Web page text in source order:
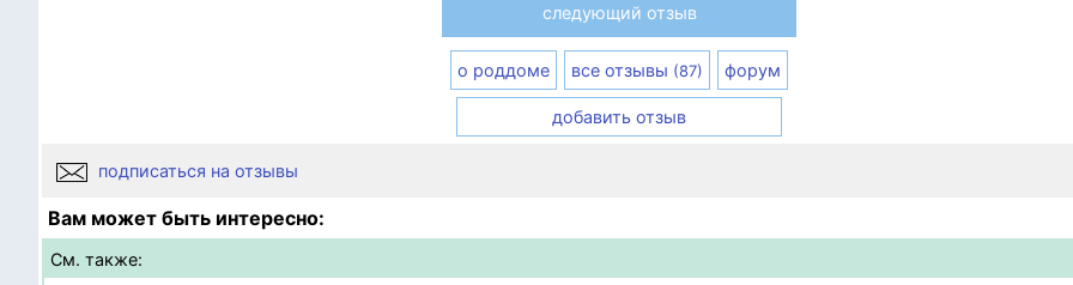
следующий отзыв
о роддоме все отзывы (87) форум
добавить отзыв
подписаться на отзывы
Вам может быть интересно:
См. также: